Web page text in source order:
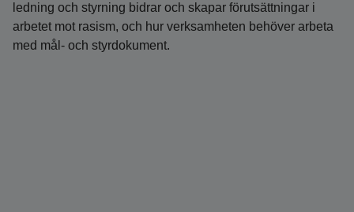
ledning och styrning bidrar och skapar förutsättningar i
arbetet mot rasism, och hur verksamheten behöver arbeta
med mål- och styrdokument.